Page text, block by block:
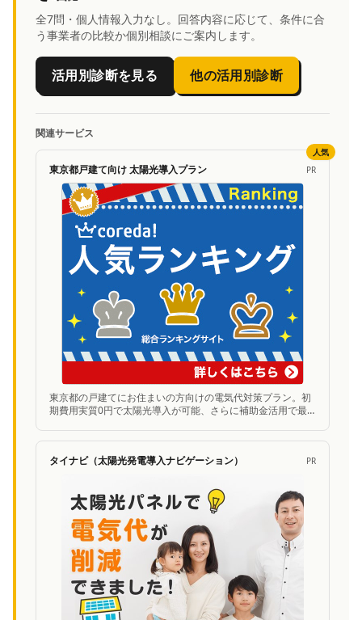
全7問・個人情報入力なし。回答内容に応じて、条件に合
う事業者の比較か個別相談にご案内します。
活用別診断を見る 他の活用別診断
関連サービス
東京都戸建て向け 太陽光導入プラン PR
東京都の戸建てにお住まいの方向けの電気代対策プラン。初
期費用実質0円で太陽光導入が可能、さらに補助金活用で最
人気
タイナビ（太陽光発電導入ナビゲーション） PR